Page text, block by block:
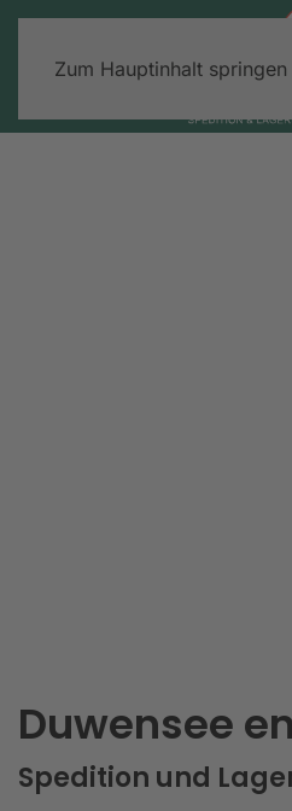
Zum Hauptinhalt springen
Duwensee
Spedition und